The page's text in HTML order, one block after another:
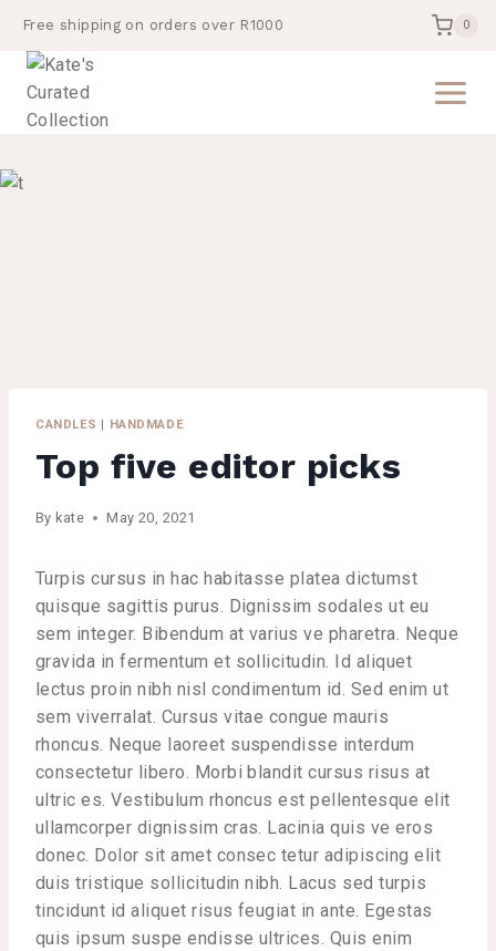
content
Free shipping on orders over R1000 0
CANDLES | HANDMADE
Top five editor picks
By kate May 20, 2021
Turpis cursus in hac habitasse platea dictumst
quisque sagittis purus. Dignissim sodales ut eu
sem integer. Bibendum at varius ve pharetra. Neque
gravida in fermentum et sollicitudin. Id aliquet
lectus proin nibh nisl condimentum id. Sed enim ut
sem viverralat. Cursus vitae congue mauris
rhoncus. Neque laoreet suspendisse interdum
consectetur libero. Morbi blandit cursus risus at
ultric es. Vestibulum rhoncus est pellentesque elit
ullamcorper dignissim cras. Lacinia quis ve eros
donec. Dolor sit amet consec tetur adipiscing elit
duis tristique sollicitudin nibh. Lacus sed turpis
tincidunt id aliquet risus feugiat in ante. Egestas
quis ipsum suspe endisse ultrices. Quis enim